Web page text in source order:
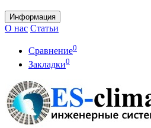
Информация
О нас Статьи
Сравнение0
Закладки0